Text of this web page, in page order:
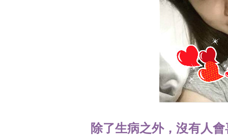
除了生病之外，沒有人